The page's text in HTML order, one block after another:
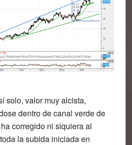
solo, valor muy alcista,
dentro de canal verde de
corregido ni siquiera al
la subida iniciada en